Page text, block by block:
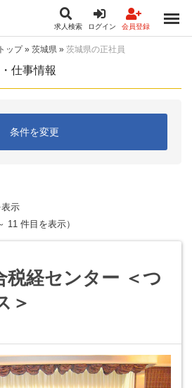
求人検索 ログイン 会員登録
ップ» 茨城県 » 茨城県の正社員
仕事情報
条件を変更
表示
11 件目を表示）
税経センター ＜つ
＞